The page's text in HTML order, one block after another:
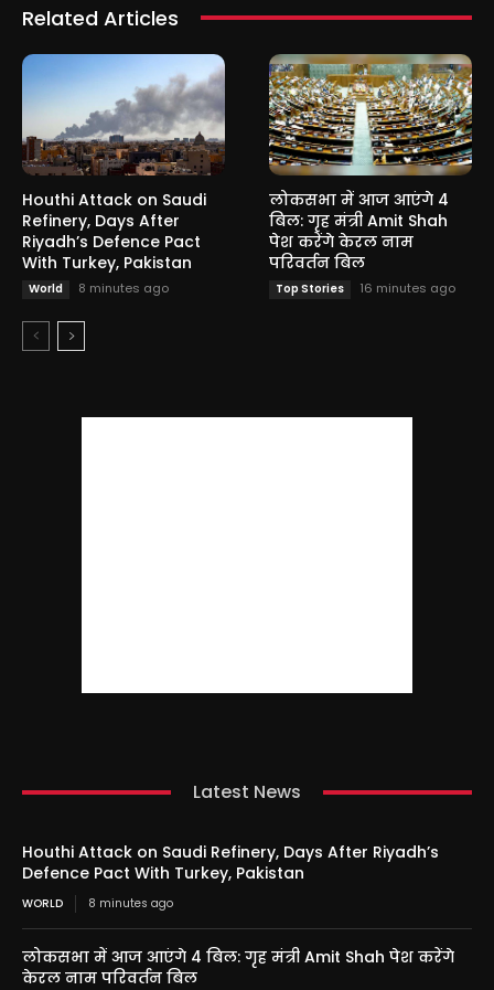
Related Articles
Houthi Attack on Saudi
Refinery, Days After
Riyadh’s Defence Pact
With Turkey, Pakistan
World 8 minutes ago
लोकसभा में आज आएंगे 4
बिल: गृह मंत्री Amit Shah
पेश करेंगे केरल नाम
परिवर्तन बिल
Top Stories 16 minutes ago
Latest News
Houthi Attack on Saudi Refinery, Days After Riyadh’s
Defence Pact With Turkey, Pakistan
WORLD 8 minutes ago
लोकसभा में आज आएंगे 4 बिल: गृह मंत्री Amit Shah पेश करेंगे
केरल नाम परिवर्तन बिल